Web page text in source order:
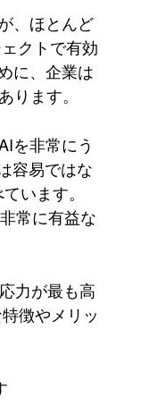
、ほとんど
クトで有効
に、企業は
ます。
を非常にう
容易ではな
います。
常に有益な
力が最も高
徴やメリッ